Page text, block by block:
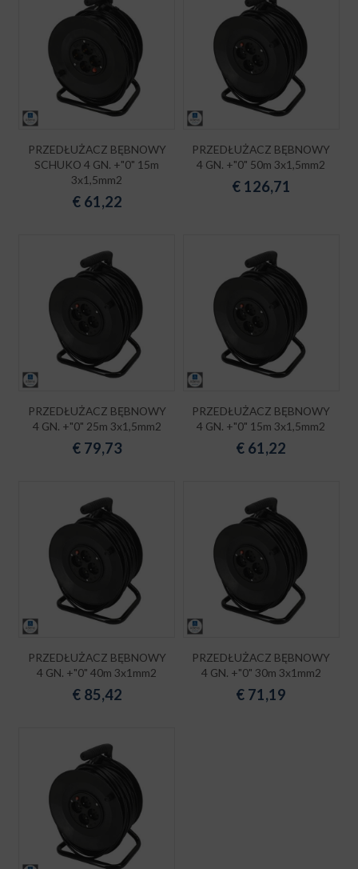
PRZEDŁUŻACZ BĘBNOWY
SCHUKO 4 GN. +"0" 15m
3x1,5mm2
€ 61,22
PRZEDŁUŻACZ BĘBNOWY
4 GN. +"0" 50m 3x1,5mm2
€ 126,71
PRZEDŁUŻACZ BĘBNOWY
4 GN. +"0" 25m 3x1,5mm2
€ 79,73
PRZEDŁUŻACZ BĘBNOWY
4 GN. +"0" 15m 3x1,5mm2
€ 61,22
PRZEDŁUŻACZ BĘBNOWY
4 GN. +"0" 40m 3x1mm2
€ 85,42
PRZEDŁUŻACZ BĘBNOWY
4 GN. +"0" 30m 3x1mm2
€ 71,19